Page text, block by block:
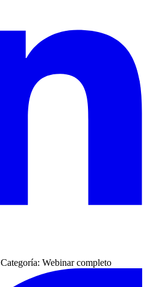
Categoría: Webinar completo